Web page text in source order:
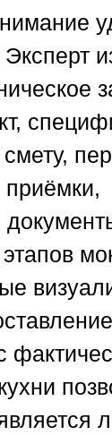
приёмки,